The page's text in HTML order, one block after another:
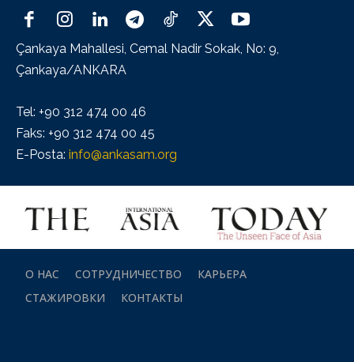
Çankaya Mahallesi, Cemal Nadir Sokak, No: 9,
Çankaya/ANKARA
Tel: +90 312 474 00 46
Faks: +90 312 474 00 45
E-Posta: info@ankasam.org
О НАС СОТРУДНИЧЕСТВО
КАРЬЕРА
СТАЖИРОВКИ
КОНТАКТЫ